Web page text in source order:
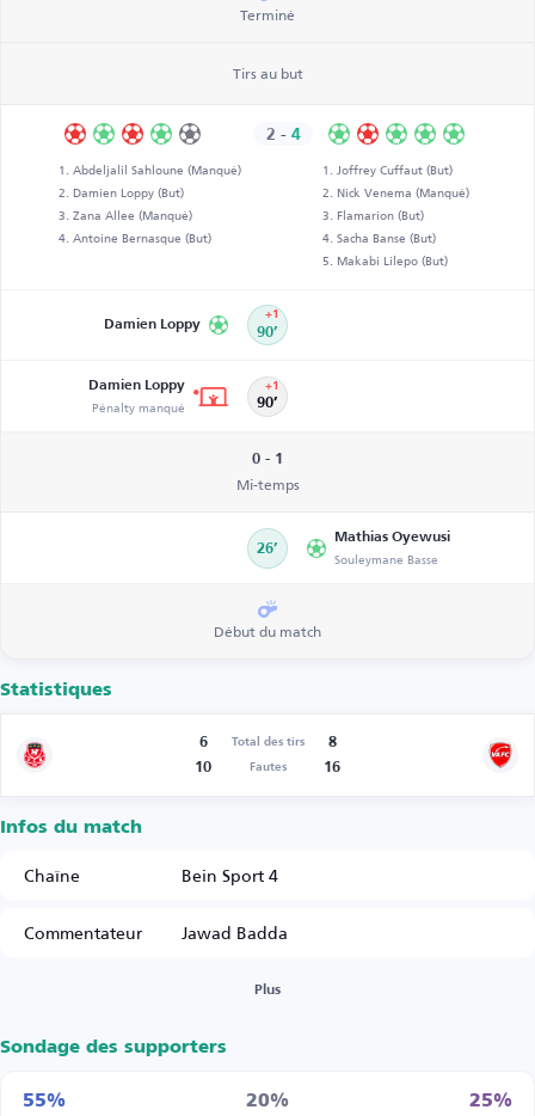
Terminé
Tirs au but
Abdeljalil Sahloune (Manqué)
Damien Loppy (But)
Zana Allee (Manqué)
Antoine Bernasque (But)
2 - 4
Joffrey Cuffaut (But)
Nick Venema (Manqué)
Flamarion (But)
Sacha Banse (But)
Makabi Lilepo (But)
Damien Loppy 90’
+1
Damien Loppy
Pénalty manqué 90’
+1
0 - 1
Mi-temps
26’
Mathias Oyewusi
Souleymane Basse
Début du match
Statistiques
6 Total des tirs
8
10
Fautes 16
Infos du match
Chaîne
Bein Sport 4
Commentateur
Jawad Badda
Plus
Sondage des supporters
55% 20% 25%